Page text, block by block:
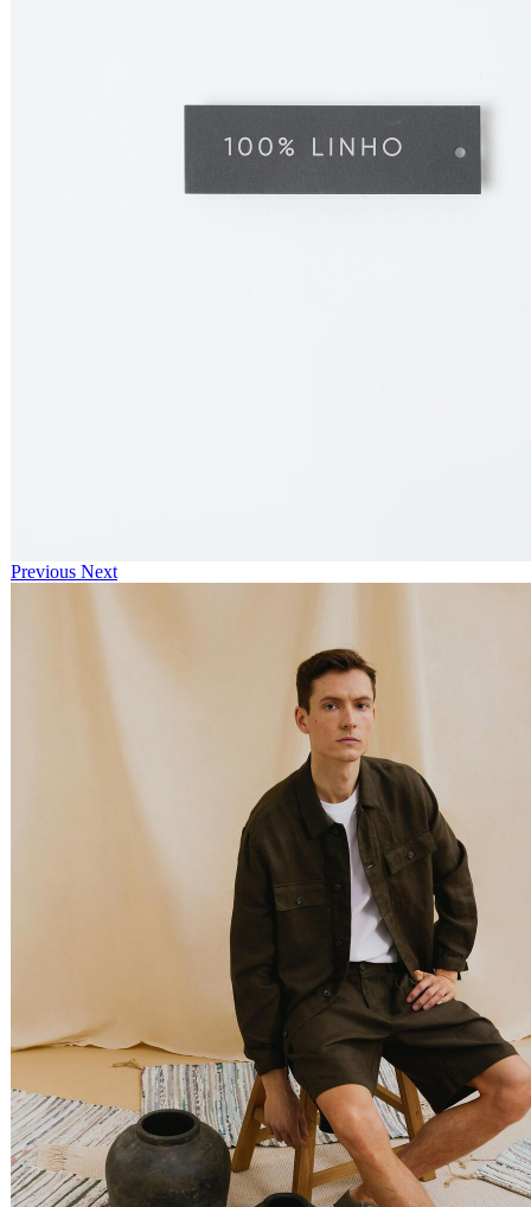
Previous Next